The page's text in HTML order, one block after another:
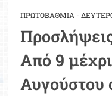
ΠΡΩΤΟΒΑΘΜΙΑ -
Από 9
Αυγούστου